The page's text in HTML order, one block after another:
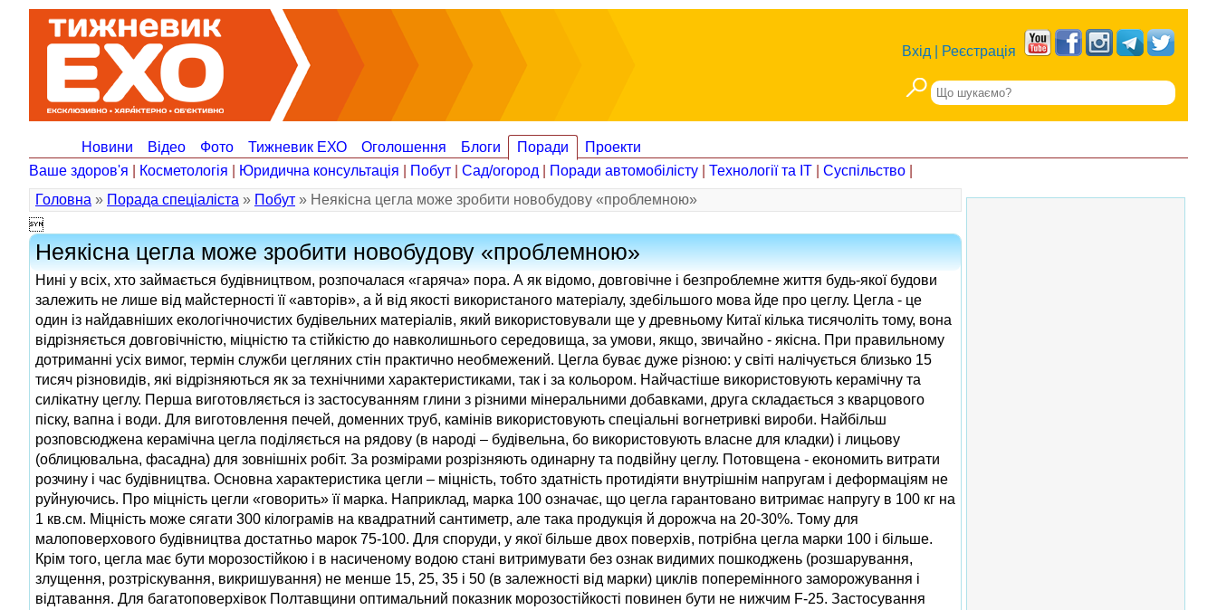
Вхід Реєстрація
Новини Відео Фото Тижневик ЕХО Оголошення Блоги Поради
Проекти
Ваше здоров'я
Косметологія Юридична консультація Побут Сад/огород Поради автомобілісту Технології та ІТ Суспільство
Головна » Порада спеціаліста » Побут » Неякісна цегла може зробити новобудову «проблемною»

Неякісна цегла може зробити новобудову «проблемною»
Нині у всіх, хто займається будівництвом, розпочалася «гаряча» пора. А як відомо, довговічне і безпроблемне життя будь-якої будови
залежить не лише від майстерності її «авторів», а й від якості використаного матеріалу, здебільшого мова йде про цеглу. Цегла - це
один із найдавніших екологічночистих будівельних матеріалів, який використовували ще у древньому Китаї кілька тисячоліть тому, вона
відрізняється довговічністю, міцністю та стійкістю до навколишнього середовища, за умови, якщо, звичайно - якісна. При правильному
дотриманні усіх вимог, термін служби цегляних стін практично необмежений. Цегла буває дуже різною: у світі налічується близько 15
тисяч різновидів, які відрізняються як за технічними характеристиками, так і за кольором. Найчастіше використовують керамічну та
силікатну цеглу. Перша виготовляється із застосуванням глини з різними мінеральними добавками, друга складається з кварцового
піску, вапна і води. Для виготовлення печей, доменних труб, камінів використовують спеціальні вогнетривкі вироби. Найбільш
розповсюджена керамічна цегла поділяється на рядову (в народі – будівельна, бо використовують власне для кладки) і лицьову
(облицювальна, фасадна) для зовнішніх робіт. За розмірами розрізняють одинарну та подвійну цеглу. Потовщена - економить витрати
розчину і час будівництва. Основна характеристика цегли – міцність, тобто здатність протидіяти внутрішнім напругам і деформаціям не
руйнуючись. Про міцність цегли «говорить» її марка. Наприклад, марка 100 означає, що цегла гарантовано витримає напругу в 100 кг на
1 кв.см. Міцність може сягати 300 кілограмів на квадратний сантиметр, але така продукція й дорожча на 20-30%. Тому для
малоповерхового будівництва достатньо марок 75-100. Для споруди, у якої більше двох поверхів, потрібна цегла марки 100 і більше.
Крім того, цегла має бути морозостiйкою i в насиченому водою станi витримувати без ознак видимих пошкоджень (розшарування,
злущення, розтрiскування, викришування) не менше 15, 25, 35 i 50 (в залежності від марки) циклiв поперемiнного заморожування i
вiдтавання. Для багатоповерхівок Полтавщини оптимальний показник морозостiйкості повинен бути не нижчим F-25. Застосування